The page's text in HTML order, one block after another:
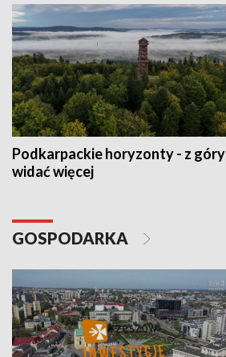
Podkarpackie horyzonty - z góry
widać więcej
GOSPODARKA